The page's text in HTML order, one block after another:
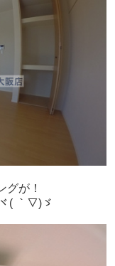
グが！
( ｀▽)ゞ